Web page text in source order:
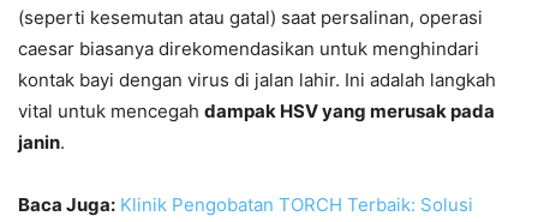
(seperti kesemutan atau gatal) saat persalinan, operasi
caesar biasanya direkomendasikan untuk menghindari
kontak bayi dengan virus di jalan lahir. Ini adalah langkah
vital untuk mencegah dampak HSV yang merusak pada
janin.
Baca Juga: Klinik Pengobatan TORCH Terbaik: Solusi